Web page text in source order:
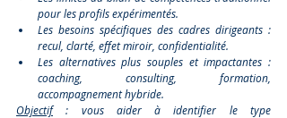
pour les profils expérimentés.
Les besoins spécifiques des cadres dirigeants :
recul, clarté, effet miroir, confidentialité.
Les alternatives plus souples et impactantes :
coaching, consulting, formation,
accompagnement hybride.
Objectif : vous aider à identifier le type